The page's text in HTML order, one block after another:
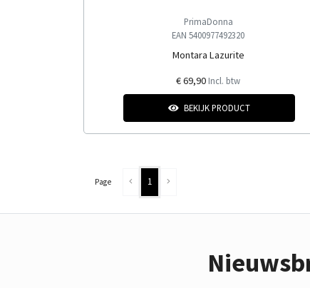
PrimaDonna
EAN 5400977492320
Montara Lazurite
€ 69,90 Incl. btw
BEKIJK PRODUCT
Page 1